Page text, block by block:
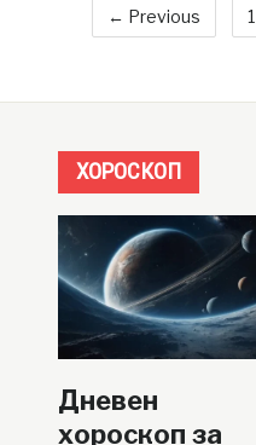
← Previous 1
ХОРОСКОП
Дневен
хороскоп за